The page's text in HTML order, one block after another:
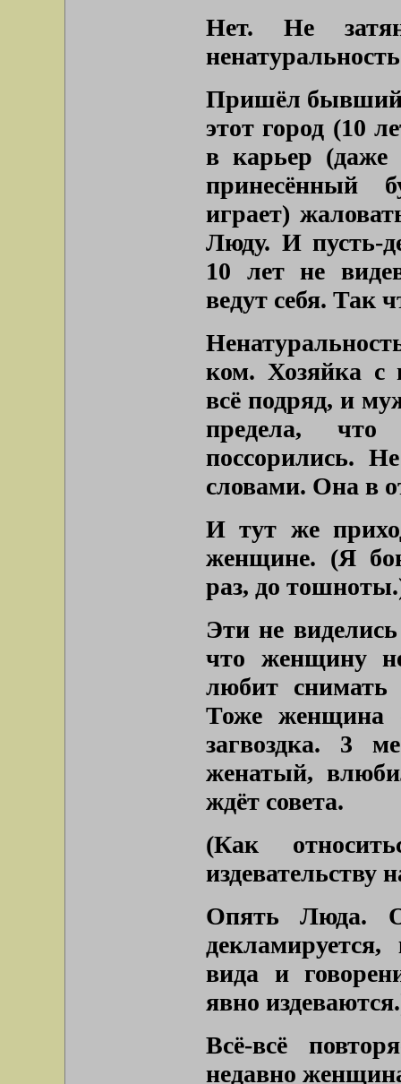
Нет. Не
Пришёл бывший
этот город (10
в карьер
принесённый
играет)
Люду. И пусть-
10 лет не
ведут себя. Так
ком. Хозяйка с
всё подряд, и
предела,
поссорились.
словами. Она в
И тут же
женщине. (Я
раз, до
Эти не
что женщину
любит снимать
Тоже женщина
загвоздка. 3
женатый,
ждёт совета.
(Как
издевательству
Опять Люда.
вида и
явно
Всё-всё
недавно